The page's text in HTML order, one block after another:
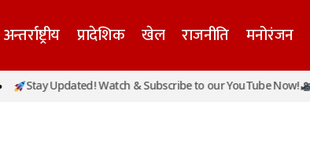
अन्तर्राष्ट्रीय प्रादेशिक खेल राजनीति मनोरंजन
Stay Updated! Watch & Subscribe to our YouTube Now!